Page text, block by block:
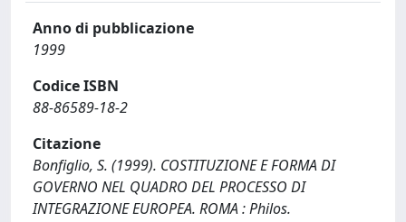
Anno di pubblicazione
1999
Codice ISBN
88-86589-18-2
Citazione
Bonfiglio, S. (1999). COSTITUZIONE E FORMA DI
GOVERNO NEL QUADRO DEL PROCESSO DI
INTEGRAZIONE EUROPEA. ROMA : Philos.